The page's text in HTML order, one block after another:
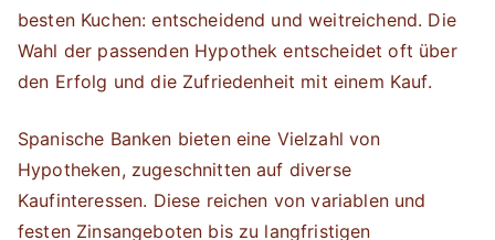
besten Kuchen: entscheidend und weitreichend. Die
Wahl der passenden Hypothek entscheidet oft über
den Erfolg und die Zufriedenheit mit einem Kauf.
Spanische Banken bieten eine Vielzahl von
Hypotheken, zugeschnitten auf diverse
Kaufinteressen. Diese reichen von variablen und
festen Zinsangeboten bis zu langfristigen